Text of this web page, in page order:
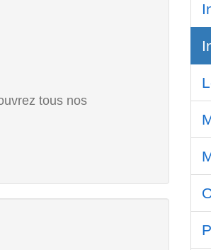
tous nos